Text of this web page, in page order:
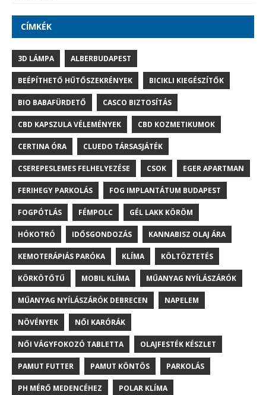
CÍMKÉK
3D LÁMPA ALBERBUDAPEST
BEÉPÍTHETŐ HŰTŐSZEKRÉNYEK BICIKLI KIEGÉSZÍTŐK
BIO BABAFÜRDETŐ CASCO BIZTOSÍTÁS
CBD KAPSZULA VÉLEMÉNYEK CBD KOZMETIKUMOK
CERTINA ÓRA CLUEDO TÁRSASJÁTÉK
CSEREPESLEMES FELHELYEZÉSE CSOK EGER APARTMAN
FERIHEGY PARKOLÁS FOG IMPLANTÁTUM BUDAPEST
FOGPÓTLÁS FÉMPOLC GÉL LAKK KÖRÖM
HÓKOTRÓ IDŐSGONDOZÁS KANNABISZ OLAJ ÁRA
KEMOTERÁPIÁS PARÓKA KLÍMA KÖLTÖZTETÉS
KÖRKÖTŐTŰ MOBIL KLÍMA MŰANYAG NYÍLÁSZÁRÓK
MŰANYAG NYÍLÁSZÁRÓK DEBRECEN NAPELEM
NÖVÉNYEK NŐI KARÓRÁK
NŐI VÁGYFOKOZÓ TABLETTA OLAJFESTÉK KÉSZLET
PAMUT FUTTER PAMUT KÖNTÖS PARKOLÁS
PH MÉRŐ MEDENCÉHEZ POLAR KLÍMA